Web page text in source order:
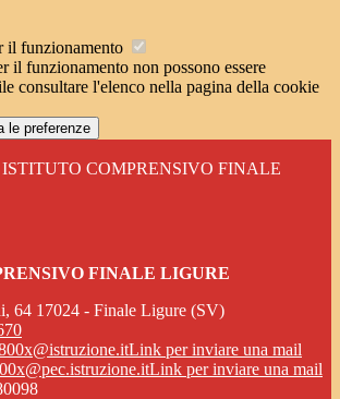
il funzionamento
il funzionamento non possono essere
consultare l'elenco nella pagina della cookie
le preferenze
ISTITUTO COMPRENSIVO FINALE
FINALE LIGURE
64 17024 - Finale Ligure (SV)
Link per inviare una mail
Link per inviare una mail